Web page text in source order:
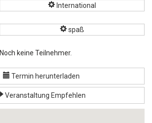
International
spaß
Noch keine Teilnehmer.
Termin herunterladen
Veranstaltung Empfehlen